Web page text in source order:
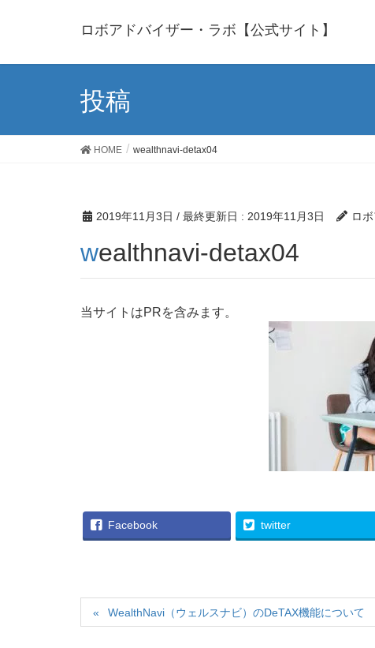
ロボアドバイザー・ラボ【公式サイト】
投稿
HOME wealthnavi-detax04
2019年11月3日 / 最終更新日 : 2019年11月3日 ロ
wealthnavi-detax04
当サイトはPRを含みます。
Facebook twitter
WealthNavi（ウェルスナビ）のDeTAX機能について